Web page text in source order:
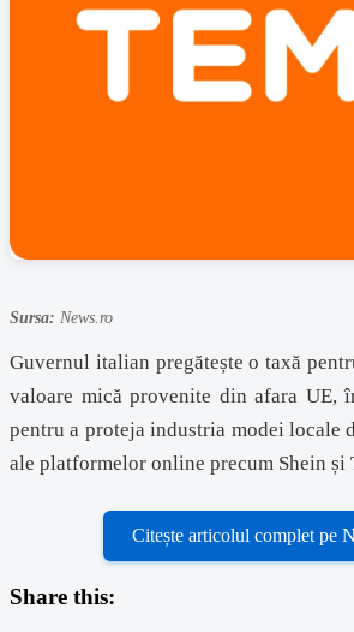
Sursa: News.ro
Guvernul italian pregătește o taxă
valoare mică provenite din afara UE,
pentru a proteja industria modei locale
ale platformelor online precum Shein și
Citește articolul complet pe
Share this: